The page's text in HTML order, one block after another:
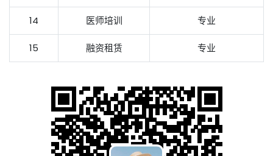
14 医师培训 专业
15 融资租赁 专业